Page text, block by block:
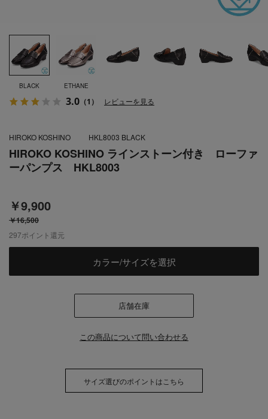
BLACK ETHANE
HIROKO KOSHINO ラインストーン付き ローファ
ーパンプス HKL8003
3.0 （1） レビューを見る
￥9,900
￥16,500
HIROKO KOSHINO HKL8003 BLACK
297ポイント還元
カラー/サイズを選択
店舗在庫
この商品について問い合わせる
サイズ選びのポイントはこちら